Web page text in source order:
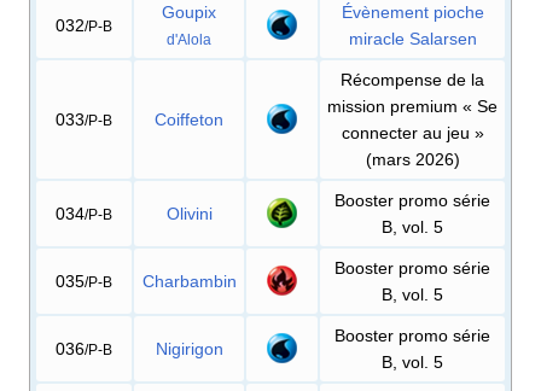
032/P-B
Goupix
d'Alola
Évènement pioche
miracle Salarsen
033/P-B Coiffeton
Récompense de la
mission premium « Se
connecter au jeu »
(mars 2026)
034/P-B Olivini
Booster promo série
B, vol. 5
035/P-B Charbambin
Booster promo série
B, vol. 5
036/P-B Nigirigon
Booster promo série
B, vol. 5